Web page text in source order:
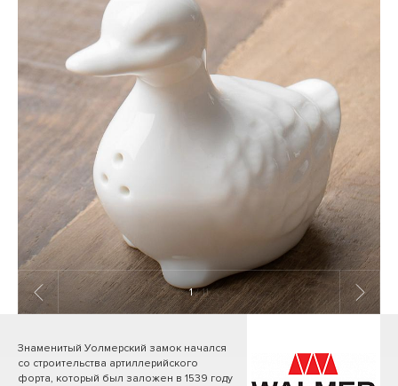
1/ 11
Знаменитый Уолмерский замок начался
со строительства артиллерийского
форта, который был заложен в 1539 году